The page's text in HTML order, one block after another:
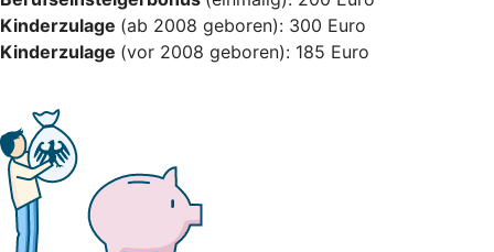
Kinderzulage (ab 2008 geboren): 300 Euro
Kinderzulage (vor 2008 geboren): 185 Euro